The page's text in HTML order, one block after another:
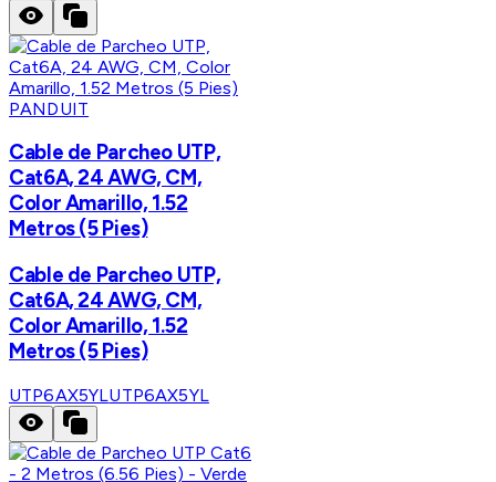
PANDUIT
Cable de Parcheo UTP,
Cat6A, 24 AWG, CM,
Color Amarillo, 1.52
Metros (5 Pies)
Cable de Parcheo UTP,
Cat6A, 24 AWG, CM,
Color Amarillo, 1.52
Metros (5 Pies)
UTP6AX5YLUTP6AX5YL